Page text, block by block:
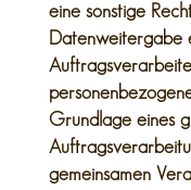
eine sonstige
Datenweitergabe
Grundlage eines
gemeinsamen